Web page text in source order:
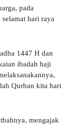
pada
hari raya
1447 H dan
ibadah haji
Qurban kita hari
mengajak